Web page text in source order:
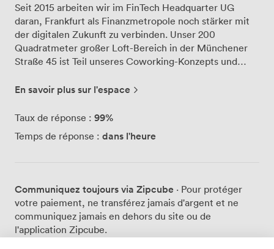
Seit 2015 arbeiten wir im FinTech Headquarter UG
daran, Frankfurt als Finanzmetropole noch stärker mit
der digitalen Zukunft zu verbinden. Unser 200
Quadratmeter großer Loft-Bereich in der Münchener
Straße 45 ist Teil unseres Coworking-Konzepts und
Grundriss unseres Meeting-Bereichs im kreativen
Arbeitsatmosphäre. Große Fensterfronten sorgen für
produktive Workshops sowie Seminare unterstützt. Als
Finanzbranche. Wir verstehen uns als Community-
Netzwerk, das die europaweite Vernetzung der
FinTech-Szene vorantreibt. Unsere On- und Offline-
Services unterstützen dabei nicht nur lokale Frankfurter
En savoir plus sur l'espace
Taux de réponse : 99%
Temps de réponse : dans l'heure
Communiquez toujours via Zipcube · Pour protéger
votre paiement, ne transférez jamais d'argent et ne
communiquez jamais en dehors du site ou de
l'application Zipcube.